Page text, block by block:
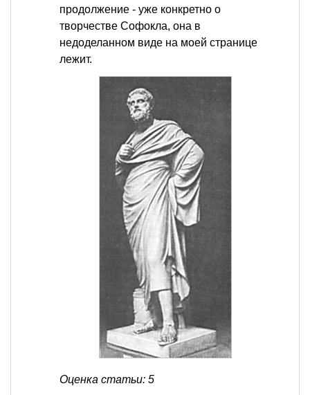
продолжение - уже конкретно о
творчестве Софокла, она в
недоделанном виде на моей странице
лежит.
Оценка статьи: 5